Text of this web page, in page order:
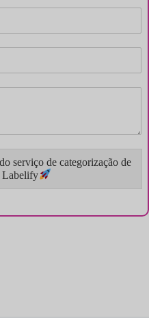
serviço de categorização de
Labelify